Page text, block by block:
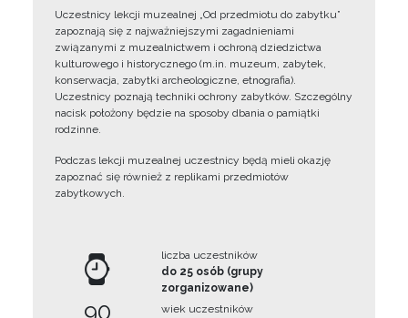
Uczestnicy lekcji muzealnej „Od przedmiotu do zabytku”
zapoznają się z najważniejszymi zagadnieniami
związanymi z muzealnictwem i ochroną dziedzictwa
kulturowego i historycznego (m.in. muzeum, zabytek,
konserwacja, zabytki archeologiczne, etnografia).
Uczestnicy poznają techniki ochrony zabytków. Szczególny
nacisk położony będzie na sposoby dbania o pamiątki
rodzinne.
Podczas lekcji muzealnej uczestnicy będą mieli okazję
zapoznać się również z replikami przedmiotów
zabytkowych.
90
liczba uczestników
do 25 osób (grupy
zorganizowane)
wiek uczestników